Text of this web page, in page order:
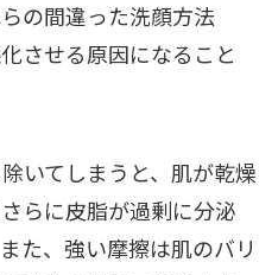
の間違った洗顔方法
させる原因になること
いてしまうと、肌が乾燥
らに皮脂が過剰に分泌
た、強い摩擦は肌のバリ